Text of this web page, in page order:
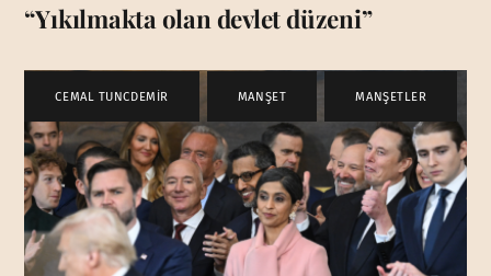
“Yıkılmakta olan devlet düzeni”
CEMAL TUNCDEMİR MANŞET MANŞETLER